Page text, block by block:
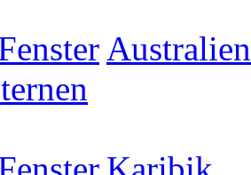
Australien